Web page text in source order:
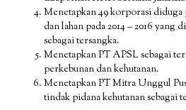
Menetapkan 49 korporasi diduga
dan lahan pada 2014 – 2016 yang
sebagai tersangka.
Menetapkan PT APSL sebagai
perkebunan dan kehutanan.
Menetapkan PT Mitra Unggul
tindak pidana kehutanan sebagai